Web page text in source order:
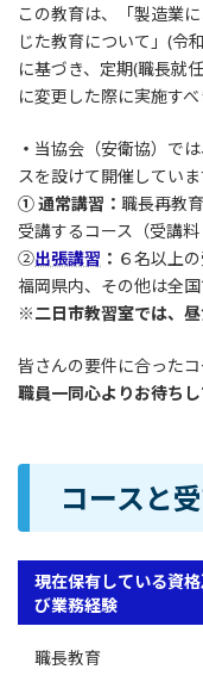
この教育は、「製造業
じた教育について」(令
に基づき、定期(職長就
に変更した際に実施すべ
・ 当協会（安衛協）で
スを設けて開催していま
① 通常講習： 職長再教育
受講するコース（受講料
②出張講習 ： ６名以上
福岡県内、その他は全国
※二日市教習室では、昼
皆さんの要件に合ったコ
職員一同心よりお待ちし
コースと
現在保有している資格
び業務経験
職長教育